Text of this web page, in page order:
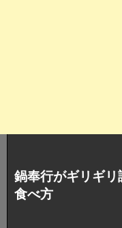
鍋奉行がギリギ
食べ方